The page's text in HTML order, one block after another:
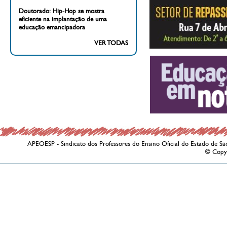
Doutorado: Hip-Hop se mostra
eficiente na implantação de uma
educação emancipadora
VER TODAS
APEOESP - Sindicato dos Professores do Ensino Oficial do Estado de
©